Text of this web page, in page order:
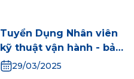
Tuyển Dụng Nhân viên
kỹ thuật vận hành - bảo
trì Tháng 03/2025
29/03/2025